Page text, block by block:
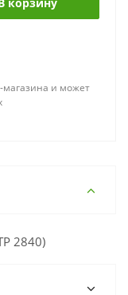
магазина и может
2840)